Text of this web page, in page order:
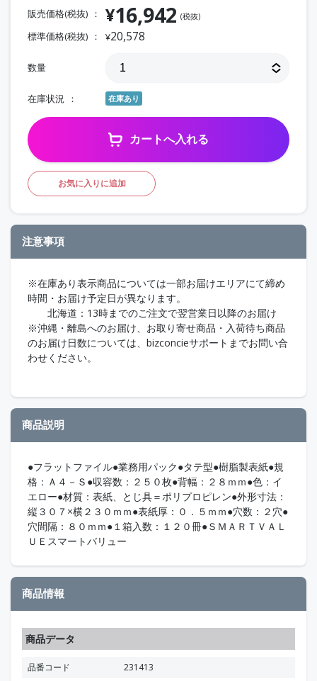
販売価格(税抜) ¥16,942 (税抜)
標準価格(税抜) ¥20,578
数量
在庫状況 在庫あり
カートへ入れる
お気に入りに追加
注意事項
※在庫あり表示商品については一部お届けエリアにて締め
時間・お届け予定日が異なります。
北海道：13時までのご注文で翌営業日以降のお届け
※沖縄・離島へのお届け、お取り寄せ商品・入荷待ち商品
のお届け日数については、bizconcieサポートまでお問い合
わせください。
商品説明
●フラットファイル●業務用パック●タテ型●樹脂製表紙●規
格：Ａ４－Ｓ●収容数：２５０枚●背幅：２８ｍｍ●色：イ
エロー●材質：表紙、とじ具＝ポリプロピレン●外形寸法：
縦３０７×横２３０ｍｍ●表紙厚：０．５ｍｍ●穴数：２穴●
穴間隔：８０ｍｍ●１箱入数：１２０冊●ＳＭＡＲＴＶＡＬ
ＵＥスマートバリュー
商品情報
商品データ
品番コード
231413